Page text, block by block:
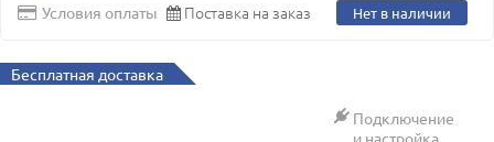
Условия оплаты Поставка на заказ Нет в наличии
Бесплатная доставка
Подключение